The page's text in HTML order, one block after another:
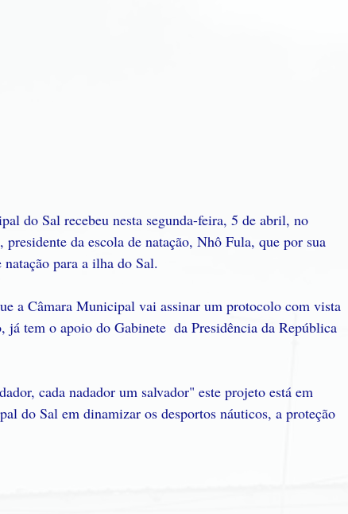
do Sal recebeu nesta segunda-feira, 5 de abril, no
da escola de natação, Nhô Fula, que por sua
para a ilha do Sal.
a Câmara Municipal vai assinar um protocolo com vista
já tem o apoio do Gabinete  da Presidência da República
cada nadador um salvador" este projeto está em
do Sal em dinamizar os desportos náuticos, a proteção